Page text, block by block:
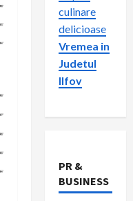
culinare
delicioase
Vremea in
Judetul
Ilfov
PR &
BUSINESS